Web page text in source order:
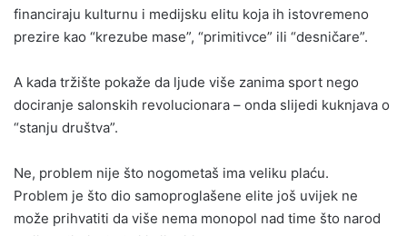
financiraju kulturnu i medijsku elitu koja ih istovremeno
prezire kao “krezube mase”, “primitivce” ili “desničare”.
A kada tržište pokaže da ljude više zanima sport nego
dociranje salonskih revolucionara – onda slijedi kuknjava o
“stanju društva”.
Ne, problem nije što nogometaš ima veliku plaću.
Problem je što dio samoproglašene elite još uvijek ne
može prihvatiti da više nema monopol nad time što narod